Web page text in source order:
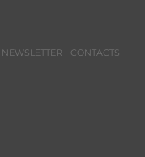
NEWSLETTER CONTACTS